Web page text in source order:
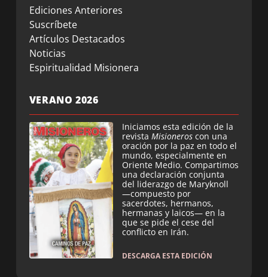
Ediciones Anteriores
Suscríbete
Artículos Destacados
Noticias
Espiritualidad Misionera
VERANO 2026
Iniciamos esta edición de la
revista Misioneros con una
oración por la paz en todo el
mundo, especialmente en
Oriente Medio. Compartimos
una declaración conjunta
del liderazgo de Maryknoll
—compuesto por
sacerdotes, hermanos,
hermanas y laicos— en la
que se pide el cese del
conflicto en Irán.
DESCARGA ESTA EDICIÓN